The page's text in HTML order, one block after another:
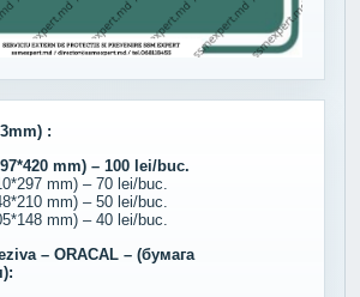
:
mm) – 100 lei/buc.
mm) – 70 lei/buc.
mm) – 50 lei/buc.
mm) – 40 lei/buc.
– ORACAL – (бумага